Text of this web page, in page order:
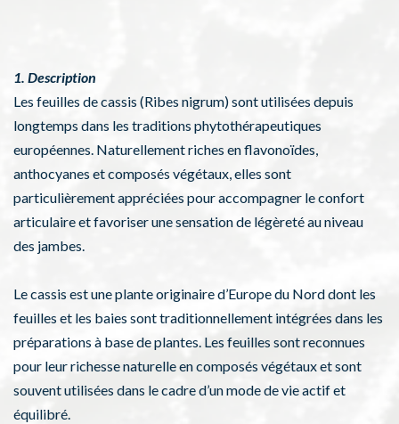
1. Description
Les feuilles de cassis (Ribes nigrum) sont utilisées depuis
longtemps dans les traditions phytothérapeutiques
européennes. Naturellement riches en flavonoïdes,
anthocyanes et composés végétaux, elles sont
particulièrement appréciées pour accompagner le confort
articulaire et favoriser une sensation de légèreté au niveau
des jambes.
Le cassis est une plante originaire d’Europe du Nord dont les
feuilles et les baies sont traditionnellement intégrées dans les
préparations à base de plantes. Les feuilles sont reconnues
pour leur richesse naturelle en composés végétaux et sont
souvent utilisées dans le cadre d’un mode de vie actif et
équilibré.